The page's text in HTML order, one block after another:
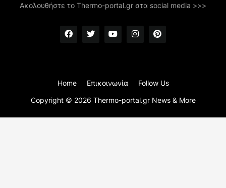
Ακολουθήστε το Thermo-portal.gr στα social media >>>
Copyright © 2026 Thermo-portal.gr News & More
Home Επικοινωνία Follow Us